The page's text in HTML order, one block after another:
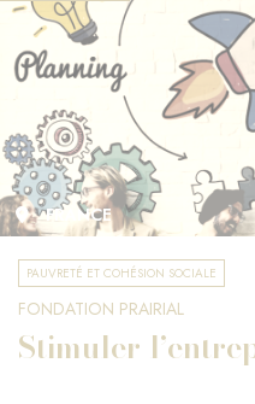
FRANCE
PAUVRETÉ ET COHÉSION SOCIALE
FONDATION PRAIRIAL
Stimuler